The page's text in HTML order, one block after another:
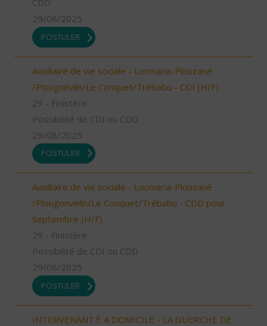
CDD
29/08/2025
POSTULER
Auxiliaire de vie sociale - Locmaria-Plouzané
/Plougonvlin/Le Conquet/Trébabu - CDI (H/F)
29 - Finistère
Possibilité de CDI ou CDD
29/08/2025
POSTULER
Auxiliaire de vie sociale - Locmaria-Plouzané
/Plougonvelin/Le Conquet/Trébabu - CDD pour
Septembre (H/F)
29 - Finistère
Possibilité de CDI ou CDD
29/08/2025
POSTULER
INTERVENANT.E A DOMICILE - LA GUERCHE DE